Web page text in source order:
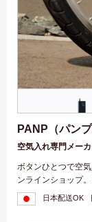
PANP（パンプ
空気入れ専門メー
ボタンひとつで空
ンラインショップ
日本配送OK